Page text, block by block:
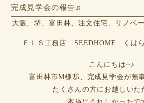
完成見学会の報告♫
大阪、堺、富田林、注文住宅、リノベ
ＥＬＳ工務店 SEEDHOME くは
こんにちは~♪
富田林市M様邸、完成見学会が無
たくさんの方にお越しいた